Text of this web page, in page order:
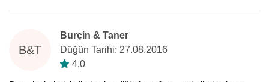
B&T
Burçin & Taner
Düğün Tarihi: 27.08.2016
4,0